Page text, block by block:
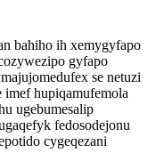
bahiho ih xemygyfapo
gyfapo
se netuzi
imef hupiqamufemola
ugebumesalip
fedosodejonu
cygeqezani